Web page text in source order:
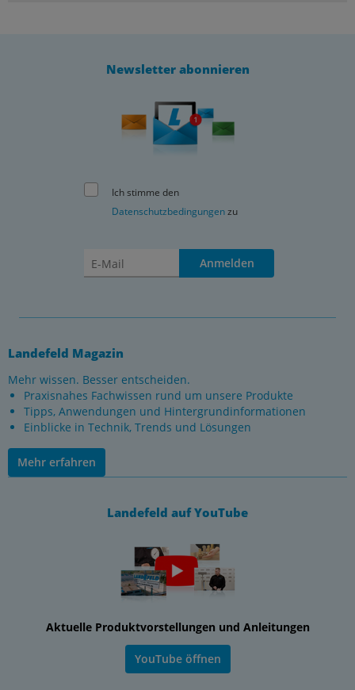
Newsletter abonnieren
Ich stimme den
Datenschutzbedingungenzu
Anmelden
Landefeld Magazin
Mehr wissen. Besser entscheiden.
Praxisnahes Fachwissen rund um unsere Produkte
Tipps, Anwendungen und Hintergrundinformationen
Einblicke in Technik, Trends und Lösungen
Mehr erfahren
Landefeld auf YouTube
Aktuelle Produktvorstellungen und Anleitungen
YouTube öffnen